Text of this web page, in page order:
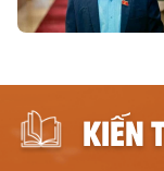
KIẾN